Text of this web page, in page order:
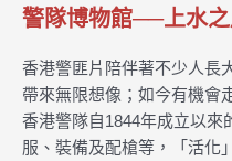
警隊博物館──上水
香港警匪片陪伴著不少人長
帶來無限想像；如今有機會
香港警隊自1844年成立以來
服、裝備及配槍等，「活化